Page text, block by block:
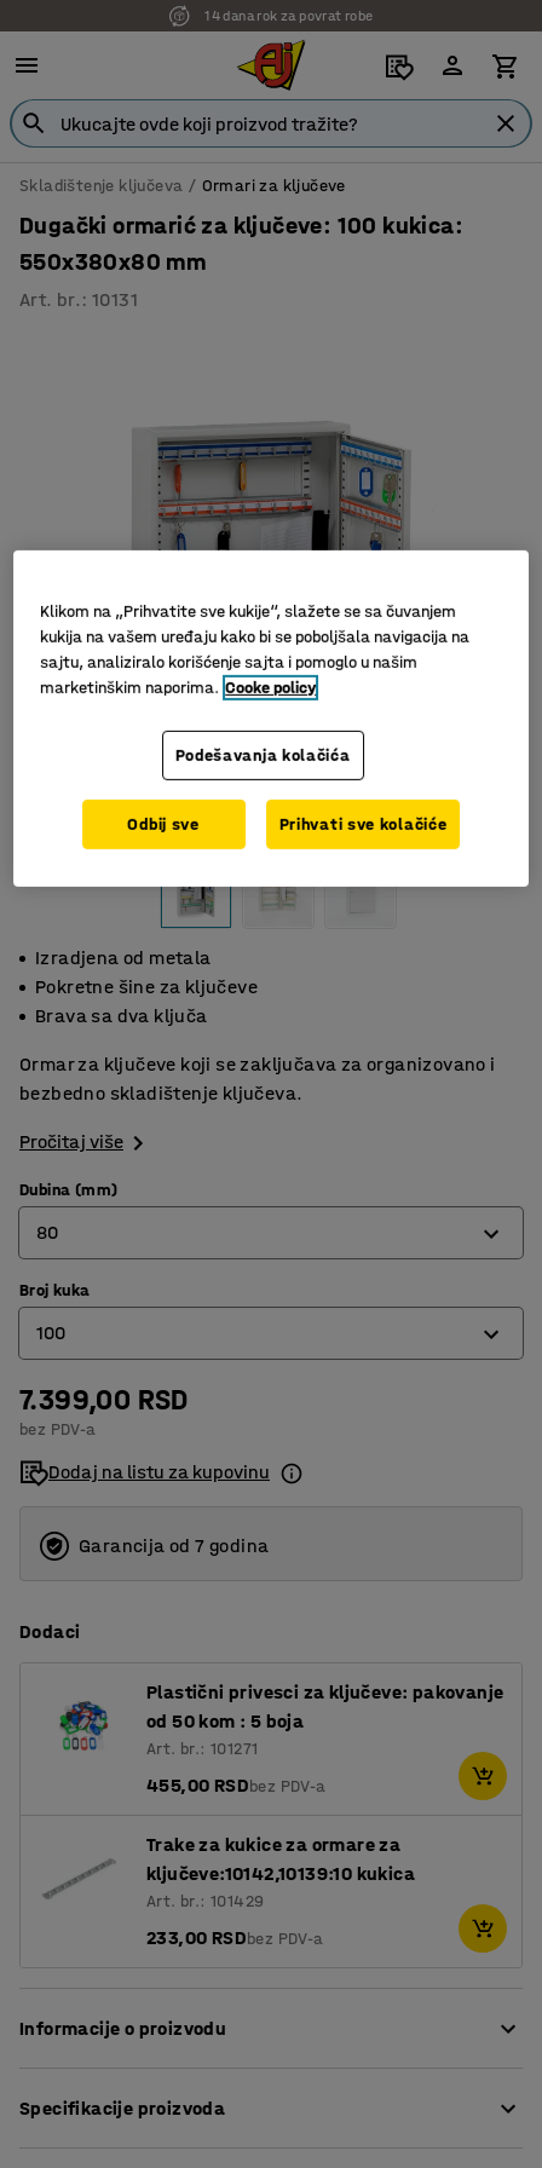
7 godina garancije
Skladištenje ključeva Ormari za ključeve
Dugački ormarić za ključeve: 100 kukica:
550x380x80 mm
Art. br. :10131
Slični proizvodi
Izradjena od metala
Pokretne šine za ključeve
Brava sa dva ključa
Ormar za ključeve koji se zaključava za organizovano i
bezbedno skladištenje ključeva.
Pročitaj više
Dubina (mm)
80
80
140
205
Broj kuka
100
50
100
200
300
7.399,00 RSD
bez PDV-a
Dodaj na listu za kupovinu
Garancija od 7 godina
Dodaci
Plastični privesci za ključeve: pakovanje
od 50 kom : 5 boja
Art. br.: 101271
455,00 RSDbez PDV-a
Trake za kukice za ormare za
ključeve:10142,10139:10 kukica
Art. br.: 101429
233,00 RSDbez PDV-a
Informacije o proizvodu
sa ovim kompaktnim i praktičnim ormarićima za
Specifikacije proizvoda
Klikom na „Prihvatite sve kukije“, slažete se sa čuvanjem
kukija na vašem uređaju kako bi se poboljšala navigacija na
sajtu, analiziralo korišćenje sajta i pomoglo u našim
marketinškim naporima. Cooke policy
Podešavanja kolačića
Odbij sve Prihvati sve kolačiće